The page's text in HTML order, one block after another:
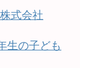
式会社
生の子ども